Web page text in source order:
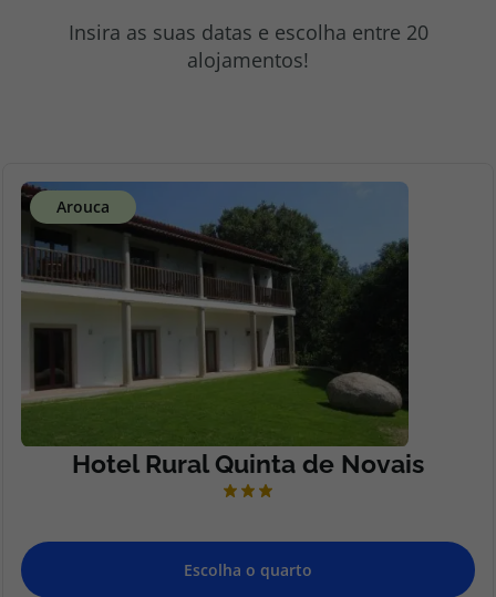
Insira as suas datas e escolha entre 20
alojamentos!